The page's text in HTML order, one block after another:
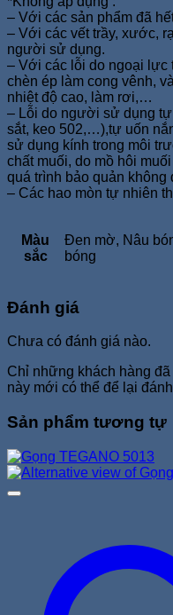
– Với các sản phẩm đã
– Với các vết trầy, xước,
người sử dụng.
– Với các lỗi do ngoại lực
chèn ép làm cong vênh,
nhiệt độ cao, làm rơi,…
– Lỗi do người sử dụng
sắt, keo 502,…),tự uốn
sử dụng kính trong môi
chất muối, do mồ hôi
quá trình bảo quản không
– Các hao mòn tự nhiên
Màu
sắc
Đen mờ, Nâu
bóng
Đánh giá
Chưa có đánh giá nào.
Chỉ những khách hàng
này mới có thể để lại
Sản phẩm tương tự